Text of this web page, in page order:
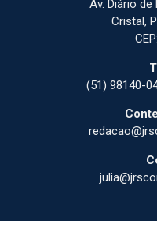
Av. Diário
Cristal,
(51) 98140-